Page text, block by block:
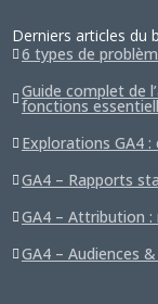
Derniers articles du
6 types de
Guide complet de
fonctions
Explorations GA4
GA4 – Rapports
GA4 – Attribution
GA4 – Audiences